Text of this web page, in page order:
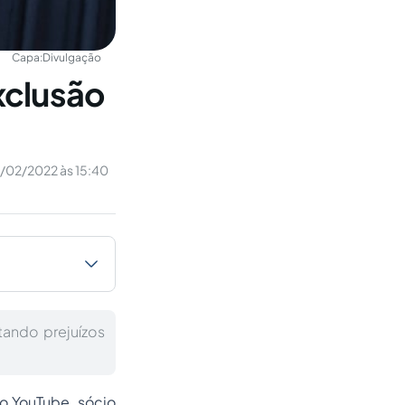
Capa:Divulgação
02/2022 às 15:40
prejuízos